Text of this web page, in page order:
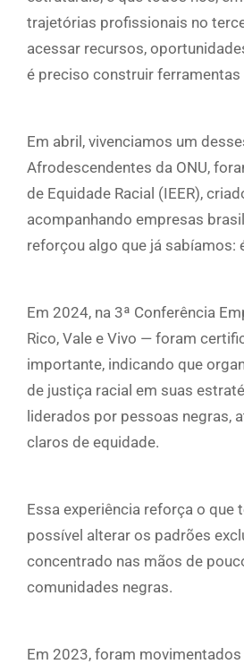
trajetórias profissionais no
acessar recursos,
é preciso construir
Em abril, vivenciamos um
Afrodescendentes da ONU,
de Equidade Racial (IEER),
acompanhando empresas
reforçou algo que já sabíamos:
Em 2024, na 3ª Conferência
Rico, Vale e Vivo — foram
importante, indicando que
de justiça racial em suas
liderados por pessoas negras,
claros de equidade.
Essa experiência reforça o
possível alterar os padrões
concentrado nas mãos de
comunidades negras.
Em 2023, foram